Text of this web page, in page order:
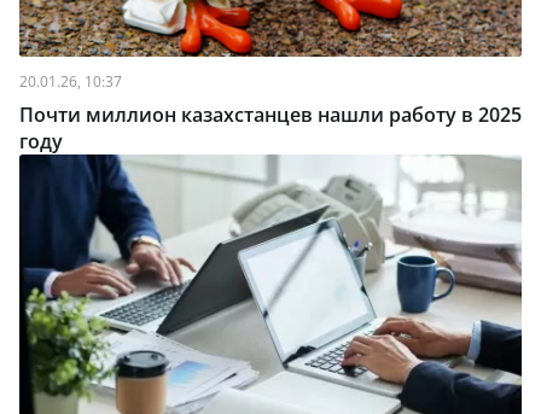
20.01.26, 10:37
Почти миллион казахстанцев нашли работу в 2025
году